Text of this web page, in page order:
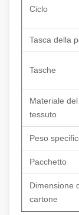
Ciclo
Tasca della
Tasche
Materiale del
tessuto
Peso
Pacchetto
Dimensione
cartone